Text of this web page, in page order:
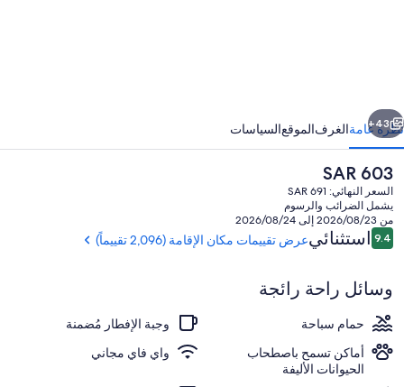
المنشأة من الخارج
التالي
43+
نظرة عامةالغرفالموقعالسياسات
السعر
الحالي
هو
SAR
603
SAR 603
السعر النهائي: SAR 691
يشمل الضرائب والرسوم
من 2026/08/23 إلى 2026/08/24
التقييمات
9.49.4 من 10استثنائيعرض تقييمات مكان الإقامة (2,096 تقييماً)
وسائل راحة رائجة
حمام سباحة
وجبة الإفطار مُضمنة
أماكن تسمح باصطحاب
الحيوانات الأليفة
واي فاي مجاني